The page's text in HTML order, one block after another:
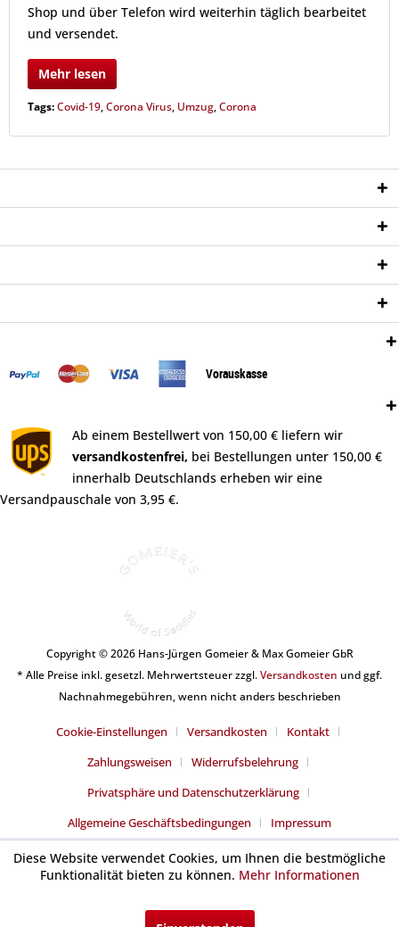
Shop und über Telefon wird weiterhin täglich bearbeitet
und versendet.
Mehr lesen
Tags:Covid-19,Corona Virus, Umzug,Corona
Vorauskasse
Ab einem Bestellwert von 150,00 € liefern wir
versandkostenfrei, bei Bestellungen unter 150,00 €
innerhalb Deutschlands erheben wir eine
Versandpauschale von 3,95 €.
Copyright © 2026 Hans-Jürgen Gomeier & Max Gomeier GbR
* Alle Preise inkl. gesetzl. Mehrwertsteuer zzgl.Versandkosten und ggf.
Nachnahmegebühren, wenn nicht anders beschrieben
Cookie-Einstellungen Versandkosten
Kontakt
Zahlungsweisen
Widerrufsbelehrung
Privatsphäre und Datenschutzerklärung
Allgemeine Geschäftsbedingungen
Impressum
Diese Website verwendet Cookies, um Ihnen die bestmögliche
Funktionalität bieten zu können. Mehr Informationen